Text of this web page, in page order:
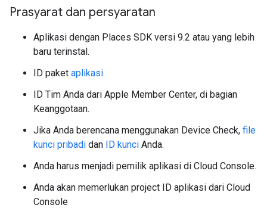
Prasyarat dan persyaratan
Aplikasi dengan Places SDK versi 9.2 atau yang lebih
baru terinstal.
ID paket aplikasi.
ID Tim Anda dari Apple Member Center, di bagian
Keanggotaan.
Jika Anda berencana menggunakan Device Check, file
kunci pribadi dan ID kunci Anda.
Anda harus menjadi pemilik aplikasi di Cloud Console.
Anda akan memerlukan project ID aplikasi dari Cloud
Console